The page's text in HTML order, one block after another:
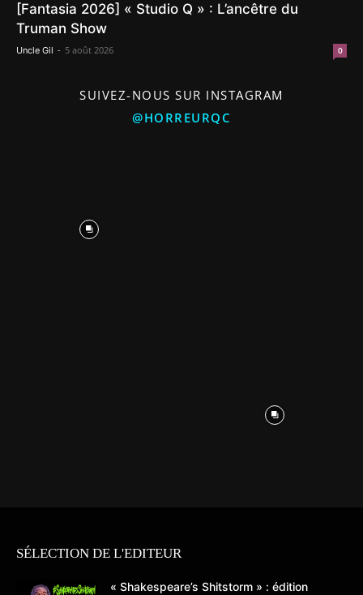
[Fantasia 2026] « Studio Q » : L’ancêtre du
Truman Show
Uncle Gil - 5 août 2026 0
SUIVEZ-NOUS SUR INSTAGRAM
@HORREURQC
SÉLECTION DE L'EDITEUR
« Shakespeare’s Shitstorm » : édition